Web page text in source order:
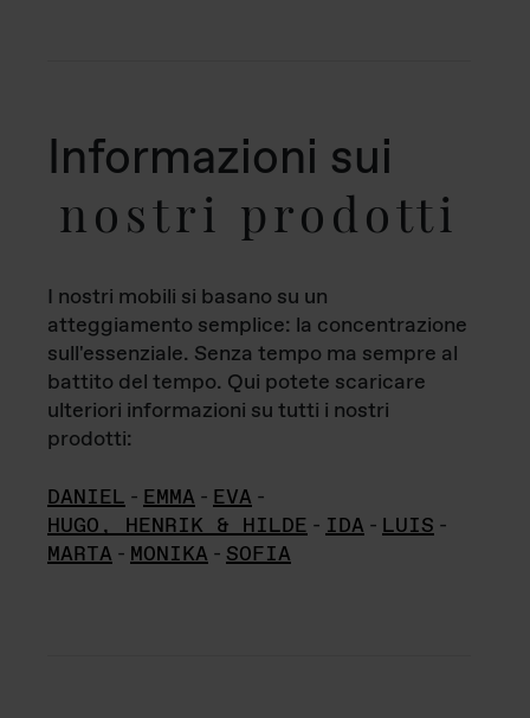
Informazioni sui
nostri prodotti
I nostri mobili si basano su un
atteggiamento semplice: la concentrazione
sull'essenziale. Senza tempo ma sempre al
battito del tempo. Qui potete scaricare
ulteriori informazioni su tutti i nostri
prodotti:
DANIEL - EMMA - EVA -
HUGO, HENRIK & HILDE - IDA - LUIS -
MARTA - MONIKA - SOFIA